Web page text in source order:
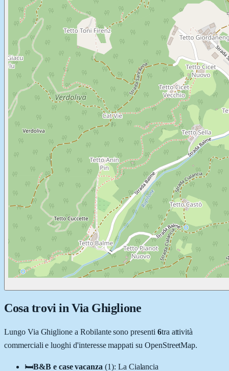
Cosa trovi in Via Ghiglione
Lungo Via Ghiglione a Robilantesono presenti 6tra attività
commerciali e luoghi d'interesse mappati su OpenStreetMap.
🛏️B&B e case vacanza (1): La Cialancia